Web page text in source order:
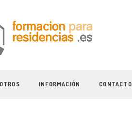
INFORMACIÓN CONTACTO